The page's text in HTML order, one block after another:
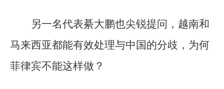
另一名代表綦大鹏也尖锐提问，越南和
马来西亚都能有效处理与中国的分歧，为何
菲律宾不能这样做？